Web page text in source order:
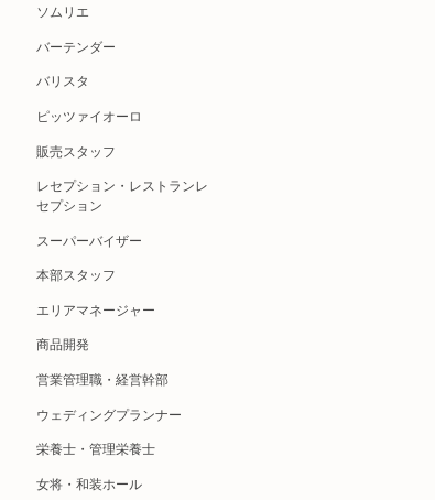
ソムリエ
バーテンダー
バリスタ
ピッツァイオーロ
販売スタッフ
レセプション・レストランレ
セプション
スーパーバイザー
本部スタッフ
エリアマネージャー
商品開発
営業管理職・経営幹部
ウェディングプランナー
栄養士・管理栄養士
女将・和装ホール